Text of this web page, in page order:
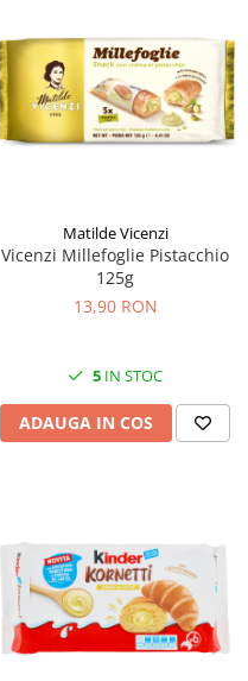
Matilde Vicenzi
Vicenzi Millefoglie Pistacchio
125g
13,90 RON
5 IN STOC
ADAUGA IN COS